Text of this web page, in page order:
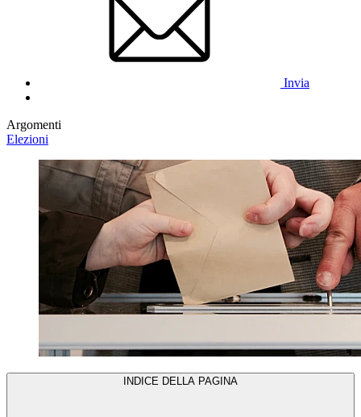
Invia
Argomenti
Elezioni
INDICE DELLA PAGINA